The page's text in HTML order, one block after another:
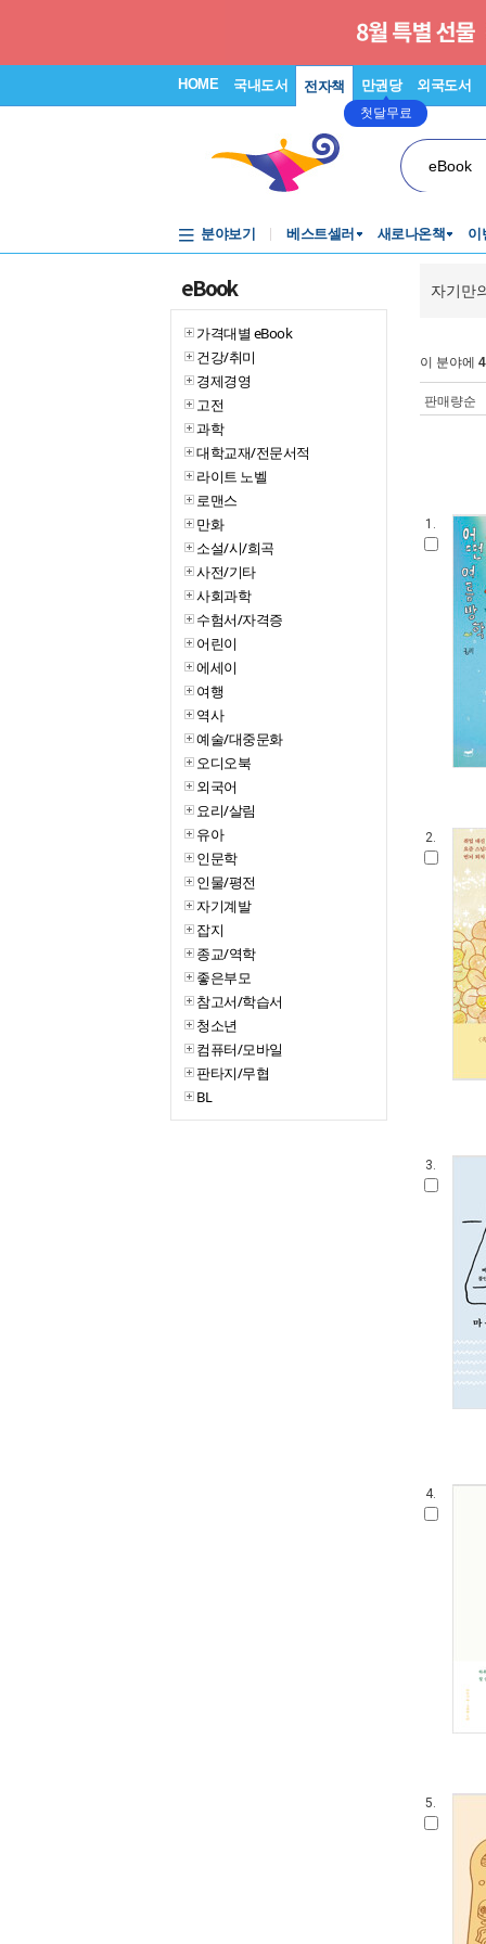
HOME 국내도서 전자책 만권당
첫달무료
외국도서
eBook
분야보기 베스트셀러 새로나온책 이
eBook
가격대별 eBook
건강/취미
경제경영
고전
과학
대학교재/전문서적
라이트 노벨
로맨스
만화
소설/시/희곡
사전/기타
사회과학
수험서/자격증
어린이
에세이
여행
역사
예술/대중문화
오디오북
외국어
요리/살림
유아
인문학
인물/평전
자기계발
잡지
종교/역학
좋은부모
참고서/학습서
청소년
컴퓨터/모바일
판타지/무협
BL
자기만
이 분야에
판매량순
1.
2.
3.
4.
5.